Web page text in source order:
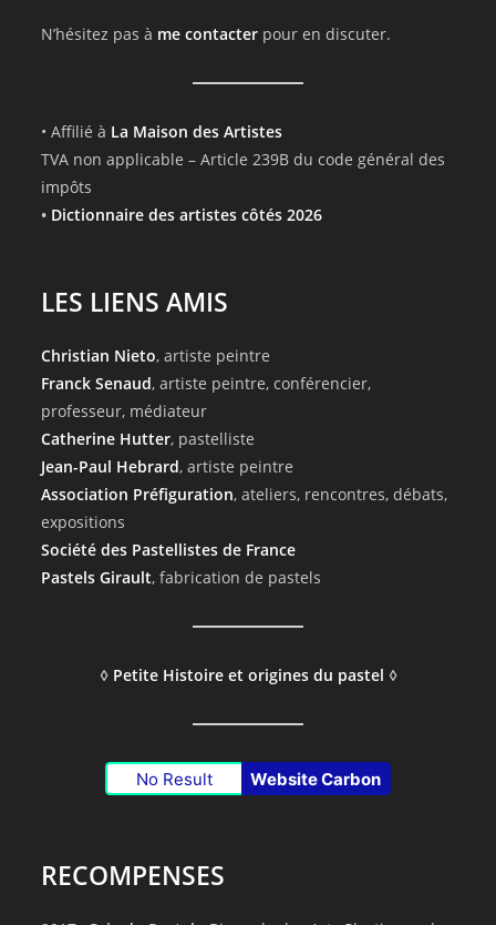
N’hésitez pas à me contacter pour en discuter.
• Affilié à La Maison des Artistes
TVA non applicable – Article 239B du code général des
impôts
• Dictionnaire des artistes côtés 2026
LES LIENS AMIS
Christian Nieto, artiste peintre
Franck Senaud, artiste peintre, conférencier,
professeur, médiateur
Catherine Hutter, pastelliste
Jean-Paul Hebrard, artiste peintre
Association Préfiguration, ateliers, rencontres, débats,
expositions
Société des Pastellistes de France
Pastels Girault, fabrication de pastels
◊ Petite Histoire et origines du pastel ◊
No Result Website Carbon
RECOMPENSES